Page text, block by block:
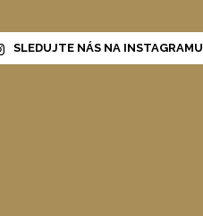
SLEDUJTE NÁS NA INSTAGRAMU